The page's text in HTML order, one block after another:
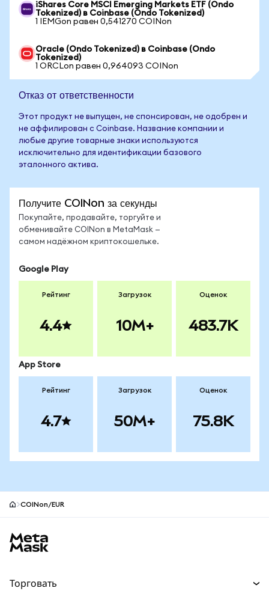
iShares Core MSCI Emerging Markets ETF (Ondo
Tokenized) в Coinbase (Ondo Tokenized)
1 IEMGon равен 0,541270 COINon
Oracle (Ondo Tokenized) в Coinbase (Ondo
Tokenized)
1 ORCLon равен 0,964093 COINon
Отказ от ответственности
Этот продукт не выпущен, не спонсирован, не одобрен и
не аффилирован с Coinbase. Название компании и
любые другие товарные знаки используются
исключительно для идентификации базового
эталонного актива.
Получите COINon за секунды
Покупайте, продавайте, торгуйте и
обменивайте COINon в MetaMask —
самом надёжном криптокошельке.
Google Play
Рейтинг
4.4
Загрузок
10M+
Оценок
483.7K
App Store
Рейтинг
4.7
Загрузок
50M+
Оценок
75.8K
COINon/EUR
Торговать